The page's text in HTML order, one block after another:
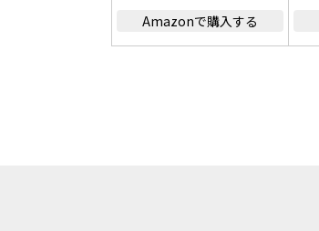
Amazonで購入する